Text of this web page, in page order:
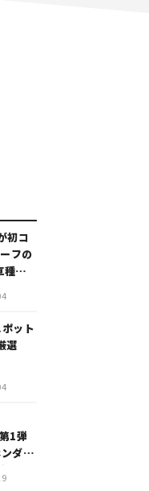
初コ
フの
種が
マ
ット
選
1弾
ンダ
目す
とホ